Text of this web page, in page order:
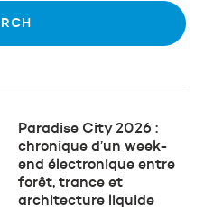
Paradise City 2026 :
chronique d’un week-
end électronique entre
forêt, trance et
architecture liquide